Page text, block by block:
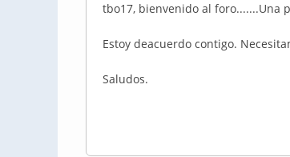
tbo17, bienvenido al foro.......Una
Estoy deacuerdo contigo.
Saludos.